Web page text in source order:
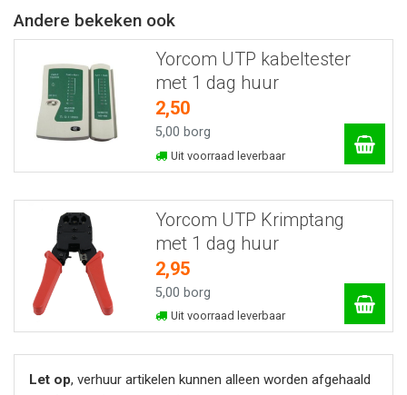
Andere bekeken ook
Yorcom UTP kabeltester
met 1 dag huur
2,50
5,00 borg
Uit voorraad leverbaar
Yorcom UTP Krimptang
met 1 dag huur
2,95
5,00 borg
Uit voorraad leverbaar
Let op, verhuur artikelen kunnen alleen worden afgehaald